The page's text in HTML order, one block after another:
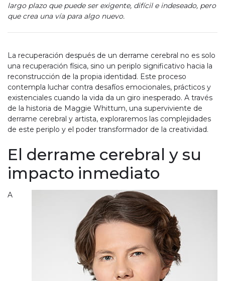
largo plazo que puede ser exigente, difícil e indeseado, pero
que crea una vía para algo nuevo.
La recuperación después de un derrame cerebral no es solo
una recuperación física, sino un periplo significativo hacia la
reconstrucción de la propia identidad. Este proceso
contempla luchar contra desafíos emocionales, prácticos y
existenciales cuando la vida da un giro inesperado. A través
de la historia de Maggie Whittum, una superviviente de
derrame cerebral y artista, exploraremos las complejidades
de este periplo y el poder transformador de la creatividad.
El derrame cerebral y su
impacto inmediato
A